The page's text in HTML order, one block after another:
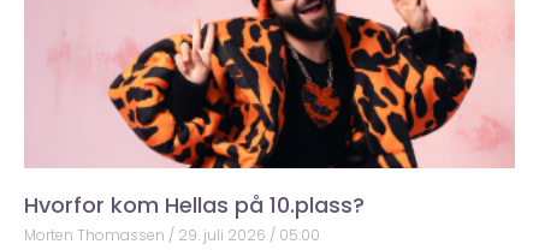
Hvorfor kom Hellas på 10.plass?
Morten Thomassen 29. juli 2026 05:00